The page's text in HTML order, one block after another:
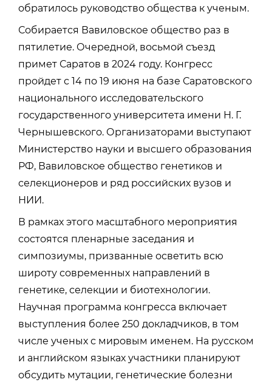
обратилось руководство общества к ученым.
Собирается Вавиловское общество раз в
пятилетие. Очередной, восьмой съезд
примет Саратов в 2024 году. Конгресс
пройдет с 14 по 19 июня на базе Саратовского
национального исследовательского
государственного университета имени Н. Г.
Чернышевского. Организаторами выступают
Министерство науки и высшего образования
РФ, Вавиловское общество генетиков и
селекционеров и ряд российских вузов и
НИИ.
В рамках этого масштабного мероприятия
состоятся пленарные заседания и
симпозиумы, призванные осветить всю
широту современных направлений в
генетике, селекции и биотехнологии.
Научная программа конгресса включает
выступления более 250 докладчиков, в том
числе ученых с мировым именем. На русском
и английском языках участники планируют
обсудить мутации, генетические болезни